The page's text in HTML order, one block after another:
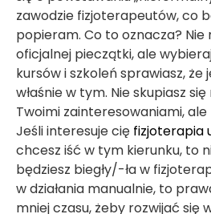
zawodzie fizjoterapeutów, co
popieram. Co to oznacza? Nie
oficjalnej pieczątki, ale
kursów i szkoleń sprawiasz, że
właśnie w tym. Nie skupiasz
Twoimi zainteresowaniami,
Jeśli interesuje cię fizjoterapia
chcesz iść w tym kierunku, to
będziesz biegły/-ła w
w działania manualnie, to
mniej czasu, żeby rozwijać się